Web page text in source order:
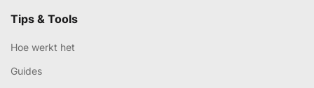
Tips & Tools
Hoe werkt het
Guides